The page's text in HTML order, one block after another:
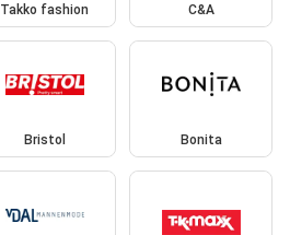
Takko fashion C&A
Bristol Bonita